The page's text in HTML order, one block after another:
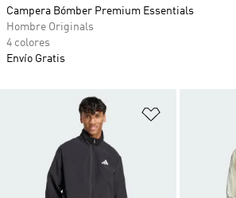
Añadir a la
Campera Bómber Premium Essentials
Hombre Originals
4 colores
Envío Gratis